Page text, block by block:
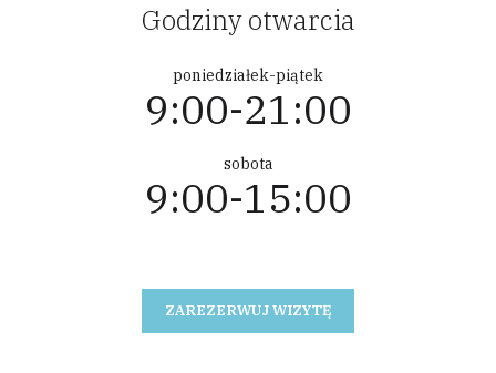
Godziny otwarcia
poniedziałek-piątek
9:00-21:00
sobota
9:00-15:00
ZAREZERWUJ WIZYTĘ